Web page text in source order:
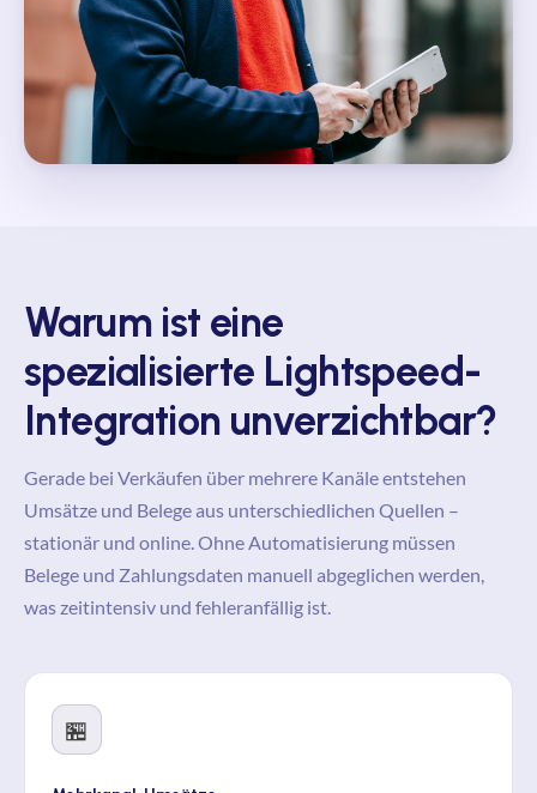
Warum ist eine
spezialisierte Lightspeed-
Integration unverzichtbar?
Gerade bei Verkäufen über mehrere Kanäle entstehen
Umsätze und Belege aus unterschiedlichen Quellen –
stationär und online. Ohne Automatisierung müssen
Belege und Zahlungsdaten manuell abgeglichen werden,
was zeitintensiv und fehleranfällig ist.
🏪